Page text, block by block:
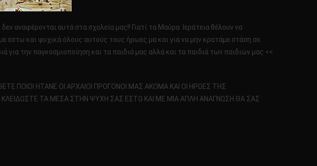
αναφέρονται αυτά στα σχολεία μας!! Γιατί τα Μαύρα Ιεράτεια θέλουν να
έστω και ψυχικά όλους αυτούς τους ήρωες μα και για να μην κρατάμε στάση σε
την παγκοσμιοποίηση και τα παιδιά μας αλλά και τα παιδιά των παιδιών μας <<
ΠΟΙΟΙ ΗΤΑΝΕ ΟΙ ΑΡΧΑΙΟΙ ΠΡΟΓΟΝΟΙ ΜΑΣ ΑΚΟΜΑ ΚΑΙ ΟΙ ΗΡΩΕΣ ΤΗΣ
ΤΑ ΜΕΣΑ ΣΤΗΝ ΨΥΧΗ ΣΑΣ ΕΣΤΩ ΚΑΙ ΜΕ ΜΙΑ ΑΠΛΗ ΑΝΑΓΝΩΣΗ ΘΑ ΣΑΣ